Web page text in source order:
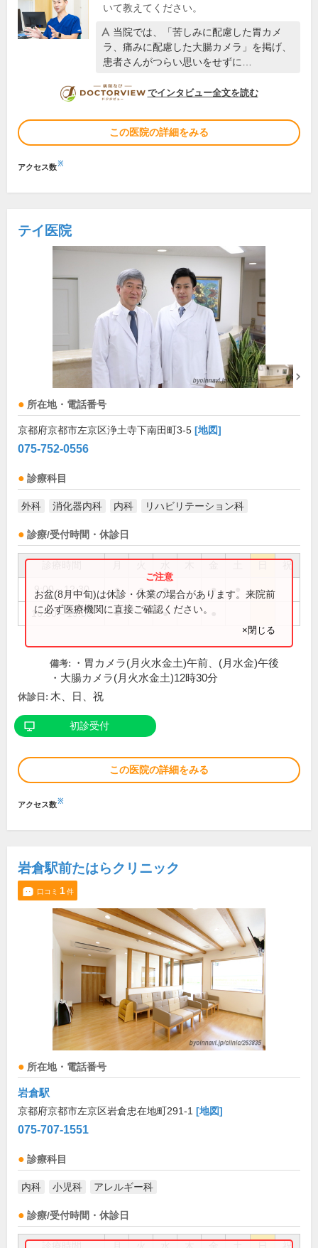
いて教えてください。
当院では、「苦しみに配慮した胃カメ
ラ、痛みに配慮した大腸カメラ」を掲げ、
患者さんがつらい思いをせずに…
DOCTORVIEW
でインタビュー全文を読む
この医院の詳細をみる
アクセス数※
テイ医院
所在地・電話番号
京都府京都市左京区浄土寺下南田町3-5 [地図]
075-752-0556
診療科目
外科 消化器内科 内科 リハビリテーション科
診療/受付時間・休診日
祝
9:00～12:30 ● ● ● ●
16:30～19:00 ● ●
お盆(8月中旬)は休診・休業の場合があります。来院前
に必ず医療機関に直接ご確認ください。
×閉じる
備考:
・胃カメラ(月火水金土)午前、(月水金)午後
・大腸カメラ(月火水金土)12時30分
休診日: 木、日、祝
初診受付
この医院の詳細をみる
アクセス数※
岩倉駅前たはらクリニック
口コミ 1件
所在地・電話番号
岩倉駅
京都府京都市左京区岩倉忠在地町291-1 [地図]
075-707-1551
診療科目
内科 小児科 アレルギー科
診療/受付時間・休診日